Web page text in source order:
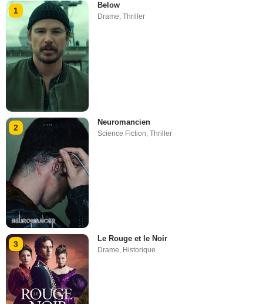
1
Below
Drame,Thriller
2
Neuromancien
Science Fiction ,Thriller
3
Le Rouge et le Noir
Drame, Historique